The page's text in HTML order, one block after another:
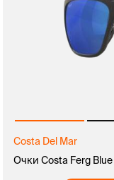
Costa Del Mar
Очки Costa Ferg